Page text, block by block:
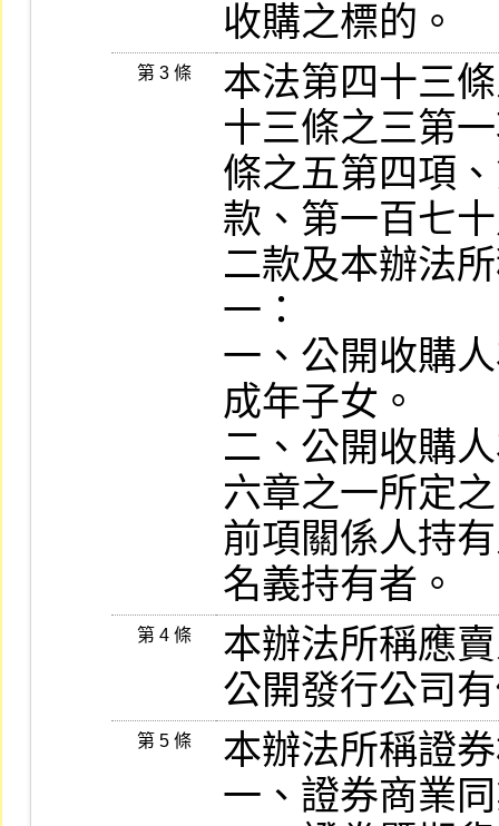
收購之標的。
第 3 條
本法第四十三
十三條之三第
條之五第四項
款、第一百七
二款及本辦法
一：
一、公開收購
成年子女。
二、公開收購
六章之一所定
前項關係人持
名義持有者。
第 4 條
本辦法所稱應
公開發行公司
第 5 條
本辦法所稱證
一、證券商業